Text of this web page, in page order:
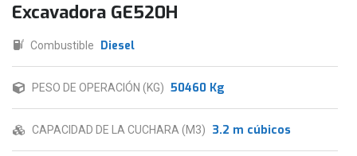
Excavadora GE520H
Combustible Diesel
PESO DE OPERACIÓN (KG) 50460 Kg
CAPACIDAD DE LA CUCHARA (M3) 3.2 m cúbicos